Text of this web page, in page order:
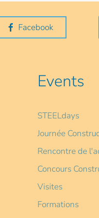
Facebook
Events
STEELdays
Journée
Rencontre de
Concours
Visites
Formations